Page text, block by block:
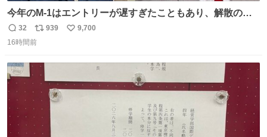
今年のM-1はエントリーが遅すぎたこともあり、解散の可
能性を作り出してからのスタート！！ 遅くなって申し訳な
い🙏 エントリーナンバーは「GO!無策!」でかなり覚えやす
返
信
32
リ
ポ
数
939
い
9,700
16時間前